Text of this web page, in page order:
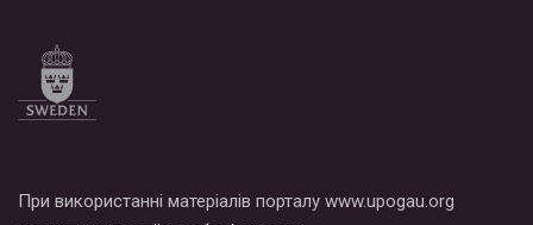
При використанні матеріалів порталу www.upogau.org